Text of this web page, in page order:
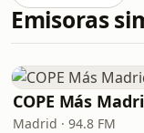
Emisoras
COPE Más
Madrid · 94.8 FM